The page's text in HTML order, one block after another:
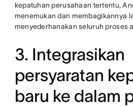
kepatuhan perusahaan tertentu,
menemukan dan membagikannya
menyederhanakan seluruh proses
3. Integrasikan
persyaratan
baru ke dalam